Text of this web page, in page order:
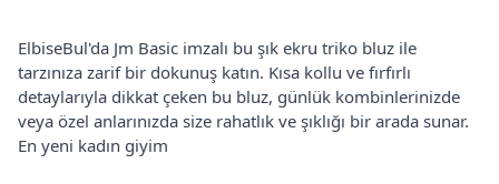
ElbiseBul'da Jm Basic imzalı bu şık ekru triko bluz ile
tarzınıza zarif bir dokunuş katın. Kısa kollu ve fırfırlı
detaylarıyla dikkat çeken bu bluz, günlük kombinlerinizde
veya özel anlarınızda size rahatlık ve şıklığı bir arada sunar.
En yeni kadın giyim